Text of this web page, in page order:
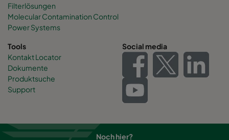
Filterlösungen
Molecular Contamination Control
Power Systems
Tools
Kontakt Locator
Dokumente
Produktsuche
Support
Social media
Noch hier?